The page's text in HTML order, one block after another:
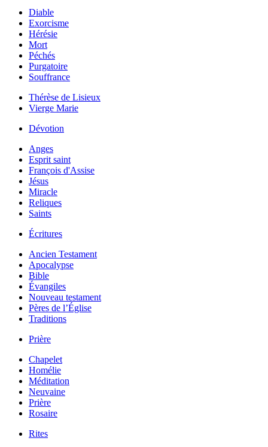
Diable
Exorcisme
Hérésie
Mort
Péchés
Purgatoire
Souffrance
Thérèse de Lisieux
Vierge Marie
Dévotion
Anges
Esprit saint
François d'Assise
Jésus
Miracle
Reliques
Saints
Écritures
Ancien Testament
Apocalypse
Bible
Évangiles
Nouveau testament
Pères de l’Église
Traditions
Prière
Chapelet
Homélie
Méditation
Neuvaine
Prière
Rosaire
Rites